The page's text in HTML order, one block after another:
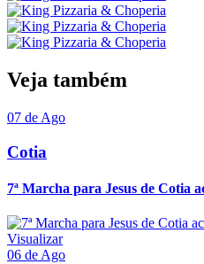
Veja também
07 de Ago
Cotia
7ª Marcha para Jesus de Cotia
Visualizar
06 de Ago